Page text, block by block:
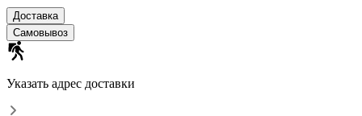
Доставка
Самовывоз
Указать адрес доставки